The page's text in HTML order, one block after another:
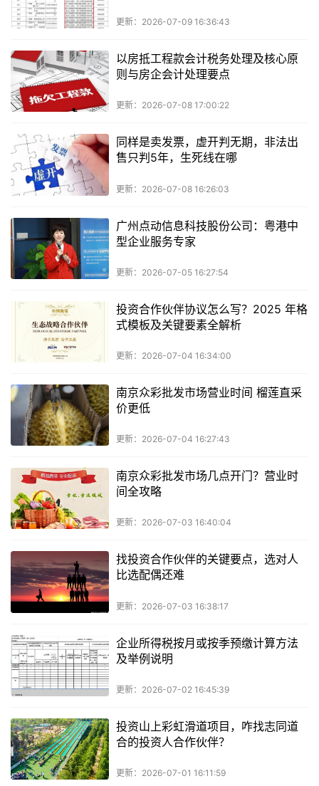
更新：2026-07-09 16:36:43
以房抵工程款会计税务处理及核心原
则与房企会计处理要点
更新：2026-07-08 17:00:22
同样是卖发票，虚开判无期，非法出
售只判5年，生死线在哪
更新：2026-07-08 16:26:03
广州点动信息科技股份公司：粤港中
型企业服务专家
更新：2026-07-05 16:27:54
投资合作伙伴协议怎么写？2025 年格
式模板及关键要素全解析
更新：2026-07-04 16:34:00
南京众彩批发市场营业时间 榴莲直采
价更低
更新：2026-07-04 16:27:43
南京众彩批发市场几点开门？营业时
间全攻略
更新：2026-07-03 16:40:04
找投资合作伙伴的关键要点，选对人
比选配偶还难
更新：2026-07-03 16:38:17
企业所得税按月或按季预缴计算方法
及举例说明
更新：2026-07-02 16:45:39
投资山上彩虹滑道项目，咋找志同道
合的投资人合作伙伴？
更新：2026-07-01 16:11:59